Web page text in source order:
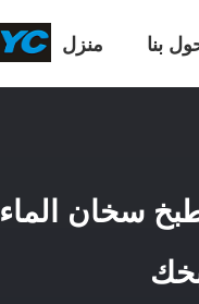
منزل بنا
سخان الماء